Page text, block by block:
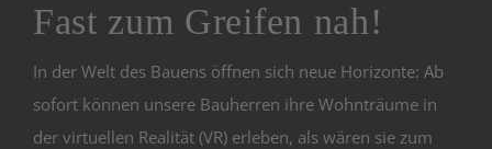
Fast zum Greifen nah!
In der Welt des Bauens öffnen sich neue Horizonte: Ab
sofort können unsere Bauherren ihre Wohnträume in
der virtuellen Realität (VR) erleben, als wären sie zum